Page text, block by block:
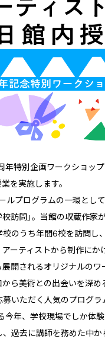
年特別企画ワークショッ
を実施します。
ルプログラムの一環とし
訪問」。当館の収蔵作家
校のうち年間6校を訪問し
ーティストから制作にか
展開されるオリジナルの
から美術との出会いを深め
いただく人気のプログラ
今年、学校現場でしか体
過去に講師を務めた中か